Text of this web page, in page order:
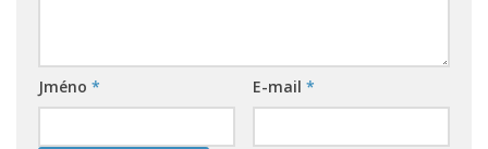
Jméno * E-mail *